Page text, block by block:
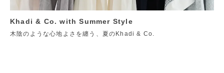
Khadi & Co. with Summer Style
木陰のような心地よさを纏う、夏のKhadi & Co.